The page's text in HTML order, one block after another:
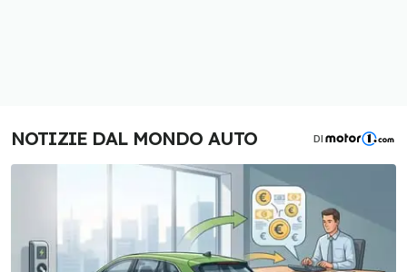
NOTIZIE DAL MONDO AUTO DI